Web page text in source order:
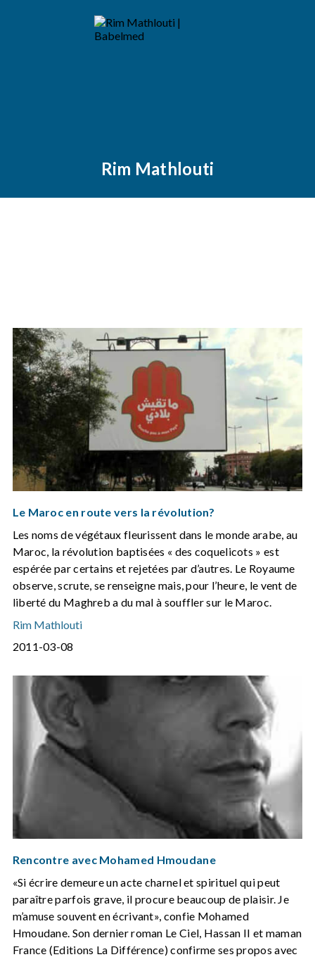
Rim Mathlouti
Le Maroc en route vers la révolution?
Les noms de végétaux fleurissent dans le monde arabe, au
Maroc, la révolution baptisées « des coquelicots » est
espérée par certains et rejetées par d’autres. Le Royaume
observe, scrute, se renseigne mais, pour l’heure, le vent de
liberté du Maghreb a du mal à souffler sur le Maroc.
Rim Mathlouti
2011-03-08
Rencontre avec Mohamed Hmoudane
«Si écrire demeure un acte charnel et spirituel qui peut
paraître parfois grave, il procure beaucoup de plaisir. Je
m’amuse souvent en écrivant», confie Mohamed
Hmoudane. Son dernier roman Le Ciel, Hassan II et maman
France (Editions La Différence) confirme ses propos avec